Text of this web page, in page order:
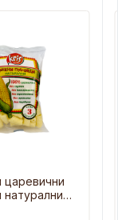
царевични
натурални